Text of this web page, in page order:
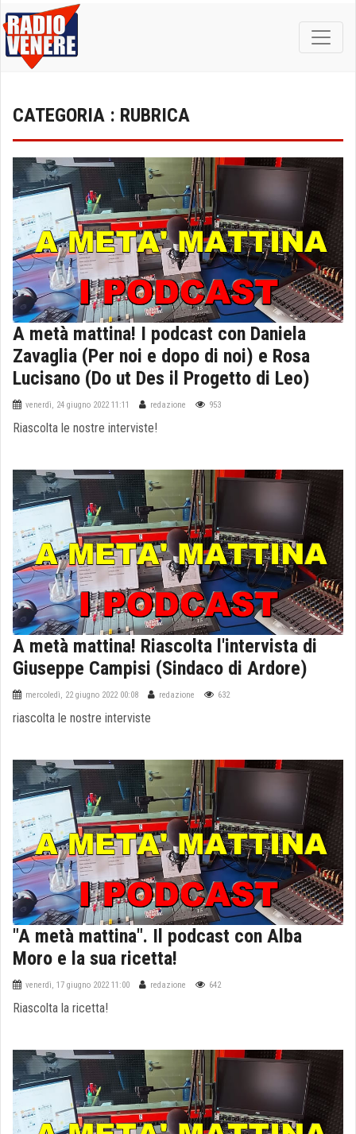
CATEGORIA : RUBRICA
A metà mattina! I podcast con Daniela
Zavaglia (Per noi e dopo di noi) e Rosa
Lucisano (Do ut Des il Progetto di Leo)
venerdì, 24 giugno 2022 11:11 redazione 953
Riascolta le nostre interviste!
A metà mattina! Riascolta l'intervista di
Giuseppe Campisi (Sindaco di Ardore)
mercoledì, 22 giugno 2022 00:08 redazione 632
riascolta le nostre interviste
"A metà mattina". Il podcast con Alba
Moro e la sua ricetta!
venerdì, 17 giugno 2022 11:00 redazione 642
Riascolta la ricetta!